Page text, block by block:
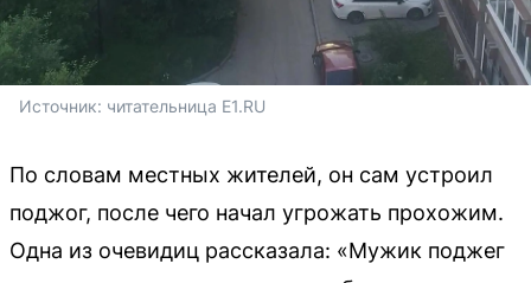
Источник: читательница E1.RU
По словам местных жителей, он сам устроил
поджог, после чего начал угрожать прохожим.
Одна из очевидиц рассказала: «Мужик поджег